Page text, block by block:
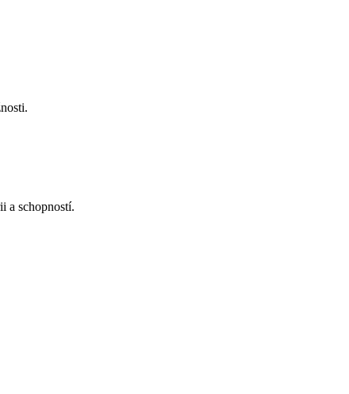
a schopností.